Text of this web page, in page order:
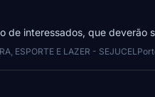
de interessados, que
ESPORTE E LAZER - SEJUCEL